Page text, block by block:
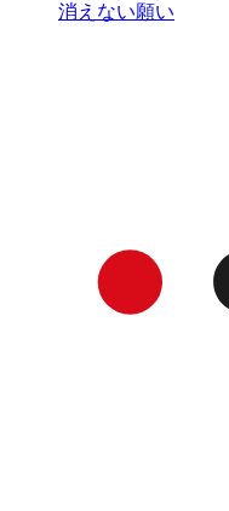
消えない願い